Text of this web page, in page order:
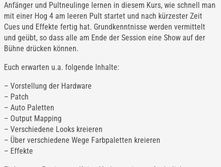
Anfänger und Pultneulinge lernen in diesem Kurs, wie schnell man
mit einer Hog 4 am leeren Pult startet und nach kürzester Zeit
Cues und Effekte fertig hat. Grundkenntnisse werden vermittelt
und geübt, so dass alle am Ende der Session eine Show auf der
Bühne drücken können.
Euch erwarten u.a. folgende Inhalte:
– Vorstellung der Hardware
– Patch
– Auto Paletten
– Output Mapping
– Verschiedene Looks kreieren
– Über verschiedene Wege Farbpaletten kreieren
– Effekte